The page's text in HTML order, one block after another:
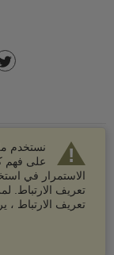
نستخدم
على فهم
الاستمرار في
تعريف الارتباط.
تعريف الارتباط ،
© 2003-2026 VisaHQ.com، Inc. جميع الحقوق محفوظة.